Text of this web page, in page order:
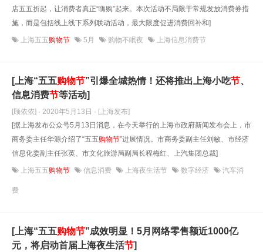
店五五折起，让消费者真正“嗨购”起来。本次活动不局限于常规发放消费券措
施，而是包括线上线下系列联动活动，最大限度促进消费回补和]
上海五五购物节 5月 购物不眠夜 上海信息消费节
[上海“五五购物节”引爆全城热情！还将推出上海小吃节、
信息消费节等活动]
[顾依依] · 2020年5月13日 · [上海发布]
[据上海发布公众号5月13日消息，在今天举行的上海市政府新闻发布会上，市
商务委主任华源介绍了“五五购物节”进展情况。市商务委副主任刘敏、市经济
信息化委副主任张英、市文化旅游局副局长程梅红、上汽集团总裁]
上海五五购物节 信息消费 上海夜生活节 数字经济 汽车消
费
[上海“五五购物节”成效明显！5月网络零售额近1000亿
元，将启动首届上海夜生活节]